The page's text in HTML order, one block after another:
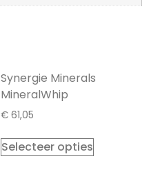
Synergie Minerals
MineralWhip
€61,05
Selecteer opties